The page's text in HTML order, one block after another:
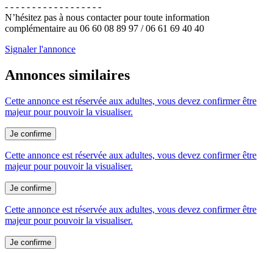
- - - - - - - - - - - - - - - - - -
N’hésitez pas à nous contacter pour toute information
complémentaire au 06 60 08 89 97 / 06 61 69 40 40
Signaler l'annonce
Annonces similaires
Cette annonce est réservée aux adultes, vous devez confirmer être
majeur pour pouvoir la visualiser.
Cette annonce est réservée aux adultes, vous devez confirmer être
majeur pour pouvoir la visualiser.
Cette annonce est réservée aux adultes, vous devez confirmer être
majeur pour pouvoir la visualiser.